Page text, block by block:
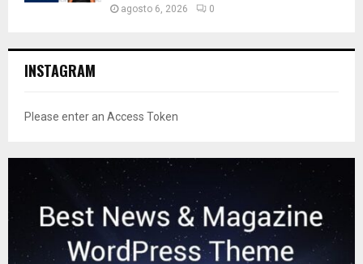
agosto 6, 2026 0
INSTAGRAM
Please enter an Access Token